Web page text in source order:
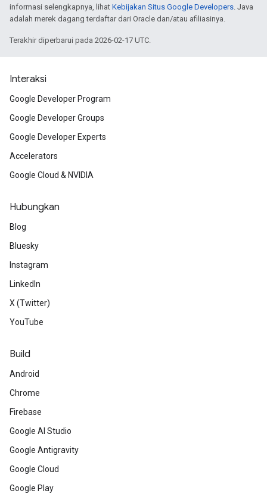
informasi selengkapnya, lihat Kebijakan Situs Google Developers. Java
adalah merek dagang terdaftar dari Oracle dan/atau afiliasinya.
Terakhir diperbarui pada 2026-02-17 UTC.
Interaksi
Google Developer Program
Google Developer Groups
Google Developer Experts
Accelerators
Google Cloud & NVIDIA
Hubungkan
Blog
Bluesky
Instagram
LinkedIn
X (Twitter)
YouTube
Build
Android
Chrome
Firebase
Google AI Studio
Google Antigravity
Google Cloud
Google Play